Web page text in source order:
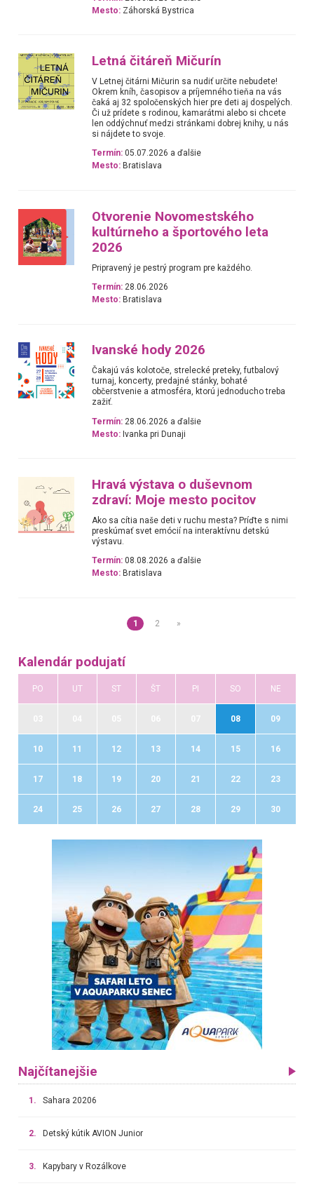
Mesto: Záhorská Bystrica
Letná čitáreň Mičurín
V Letnej čitárni Mičurin sa nudiť určite nebudete!
Okrem kníh, časopisov a príjemného tieňa na vás
čaká aj 32 spoločenských hier pre deti aj dospelých.
Či už prídete s rodinou, kamarátmi alebo si chcete
len oddýchnuť medzi stránkami dobrej knihy, u nás
si nájdete to svoje.
Termín: 05.07.2026 a ďalšie
Mesto: Bratislava
Otvorenie Novomestského
kultúrneho a športového leta
2026
Pripravený je pestrý program pre každého.
Termín: 28.06.2026
Mesto: Bratislava
Ivanské hody 2026
Čakajú vás kolotoče, strelecké preteky, futbalový
turnaj, koncerty, predajné stánky, bohaté
občerstvenie a atmosféra, ktorú jednoducho treba
zažiť.
Termín: 28.06.2026 a ďalšie
Mesto: Ivanka pri Dunaji
Hravá výstava o duševnom
zdraví: Moje mesto pocitov
Ako sa cítia naše deti v ruchu mesta? Príďte s nimi
preskúmať svet emócií na interaktívnu detskú
výstavu.
Termín: 08.08.2026 a ďalšie
Mesto: Bratislava
1 2 »
Kalendár podujatí
PO UT ST ŠT PI SO NE
08 09
10 11 12 13 14 15 16
17 18 19 20 21 22 23
24 25 26 27 28 29 30
Najčítanejšie
1. Sahara 20206
2. Detský kútik AVION Junior
3. Kapybary v Rozálkove